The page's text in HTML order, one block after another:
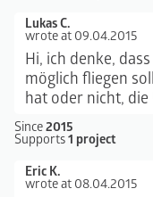
Lukas C.
wrote at 09.04.2015
Hi, ich denke,
möglich fliegen
hat oder nicht,
Since2015
Supports1 project
Eric K.
wrote at 08.04.2015